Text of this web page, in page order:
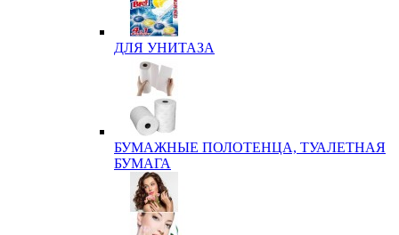
ДЛЯ УНИТАЗА
БУМАЖНЫЕ ПОЛОТЕНЦА, ТУАЛЕТНАЯ
БУМАГА